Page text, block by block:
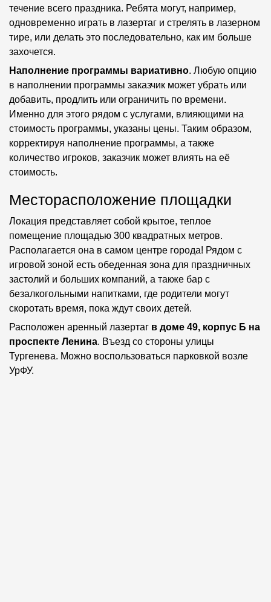
течение всего праздника. Ребята могут, например,
одновременно играть в лазертаг и стрелять в лазерном
тире, или делать это последовательно, как им больше
захочется.
Наполнение программы вариативно. Любую опцию
в наполнении программы заказчик может убрать или
добавить, продлить или ограничить по времени.
Именно для этого рядом с услугами, влияющими на
стоимость программы, указаны цены. Таким образом,
корректируя наполнение программы, а также
количество игроков, заказчик может влиять на её
стоимость.
Месторасположение площадки
Локация представляет собой крытое, теплое
помещение площадью 300 квадратных метров.
Располагается она в самом центре города! Рядом с
игровой зоной есть обеденная зона для праздничных
застолий и больших компаний, а также бар с
безалкогольными напитками, где родители могут
скоротать время, пока ждут своих детей.
Расположен аренный лазертаг в доме 49, корпус Б на
проспекте Ленина. Въезд со стороны улицы
Тургенева. Можно воспользоваться парковкой возле
УрФУ.